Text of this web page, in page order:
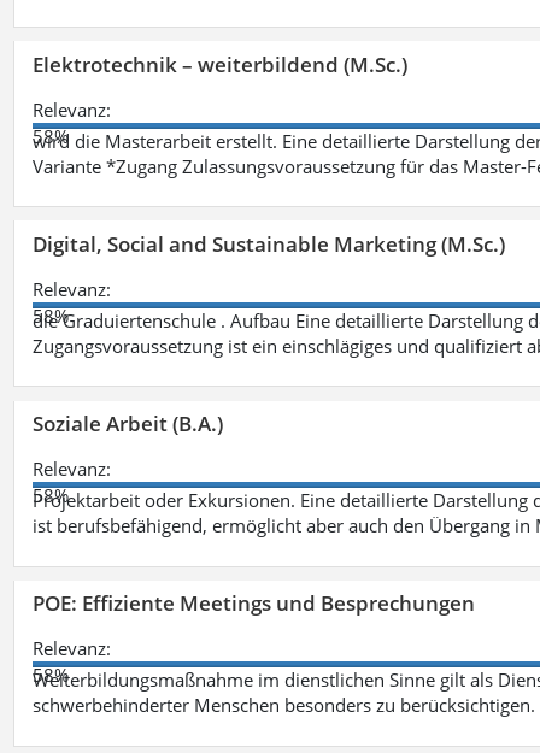
Elektrotechnik – weiterbildend (M.Sc.)
Relevanz:
58%
wird die Masterarbeit erstellt. Eine detaillierte Darstellung
Variante *Zugang Zulassungsvoraussetzung für das Master-
Digital, Social and Sustainable Marketing (M.Sc.)
Relevanz:
58%
die Graduiertenschule . Aufbau Eine detaillierte Darstellung
Zugangsvoraussetzung ist ein einschlägiges und qualifiziert
Soziale Arbeit (B.A.)
Relevanz:
58%
Projektarbeit oder Exkursionen. Eine detaillierte
ist berufsbefähigend, ermöglicht aber auch den Übergang in
POE: Effiziente Meetings und Besprechungen
Relevanz:
58%
Weiterbildungsmaßnahme im dienstlichen Sinne gilt als
schwerbehinderter Menschen besonders zu berücksichtigen.